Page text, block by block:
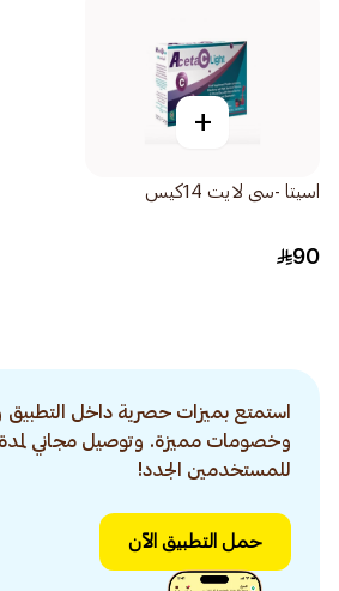
+
اسيتا -سى لايت 14كيس
90
استمتع بميزات حصرية داخل
وخصومات مميزة. وتوصيل مجاني
للمستخدمين الجدد!
حمل التطبيق الآن